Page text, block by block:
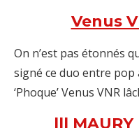
Venus
On n’est pas étonnés
signé ce duo entre pop
‘Phoque’ Venus VNR
|||